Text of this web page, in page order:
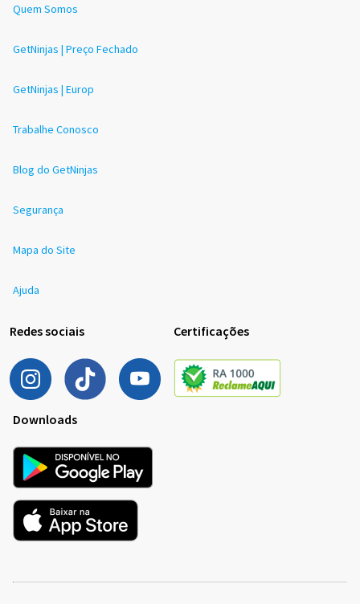
Quem Somos
GetNinjas | Preço Fechado
GetNinjas | Europ
Trabalhe Conosco
Blog do GetNinjas
Segurança
Mapa do Site
Ajuda
Redes sociais Certificações
Downloads